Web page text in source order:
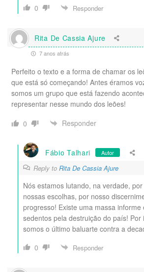
0
Responder
Rita De Cassia Ajure
7 anos atrás
Perfeito o texto e a forma de chamar os
que está só começando! Antes éramos
somos um grupo que está fazendo
representar nesse mundo dos leões!
0
Responder
Fábio Talhari Autor
Reply to Rita De Cassia Ajure
Nós estamos lutando, na verdade,
nossas escolhas, por nosso
progresso! Existe uma massa
sedentos pela destruição do país! Por
somos o último baluarte contra a
0
Responder